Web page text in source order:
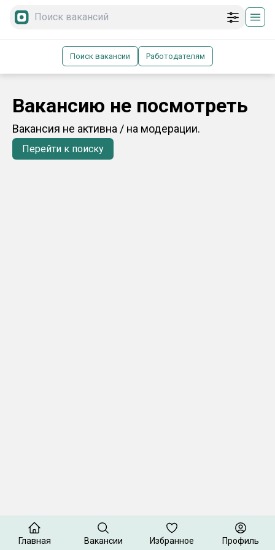
Поиск вакансии Работодателям
Вакансию не посмотреть
Вакансия не активна / на модерации.
Перейти к поиску
Главная Вакансии Избранное Профиль